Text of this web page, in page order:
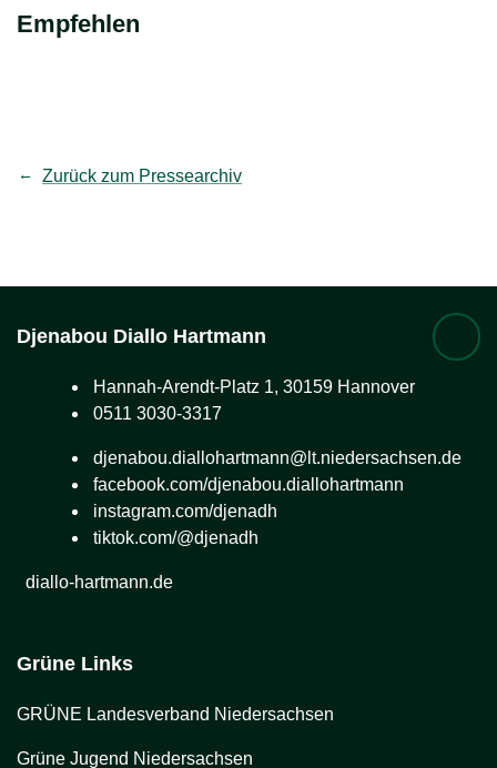
Empfehlen
Zurück zum Pressearchiv
Djenabou Diallo Hartmann
Hannah-Arendt-Platz 1, 30159 Hannover
0511 3030-3317
djenabou.diallohartmann@lt.niedersachsen.de
facebook.com/djenabou.diallohartmann
instagram.com/djenadh
tiktok.com/@djenadh
diallo-hartmann.de
Grüne Links
GRÜNE Landesverband Niedersachsen
Grüne Jugend Niedersachsen